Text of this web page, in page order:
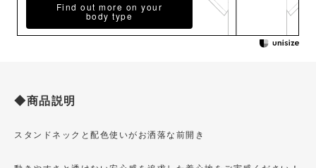
Find out more on your
body type
◆商品説明
スタンドネックと配色使いがお洒落な前開き